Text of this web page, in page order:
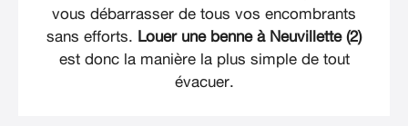
vous débarrasser de tous vos encombrants
sans efforts. Louer une benne à Neuvillette (2)
est donc la manière la plus simple de tout
évacuer.